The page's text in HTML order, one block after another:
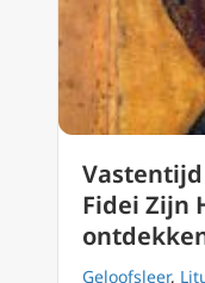
Vastentijd
Fidei Zijn
Geloofsleer,